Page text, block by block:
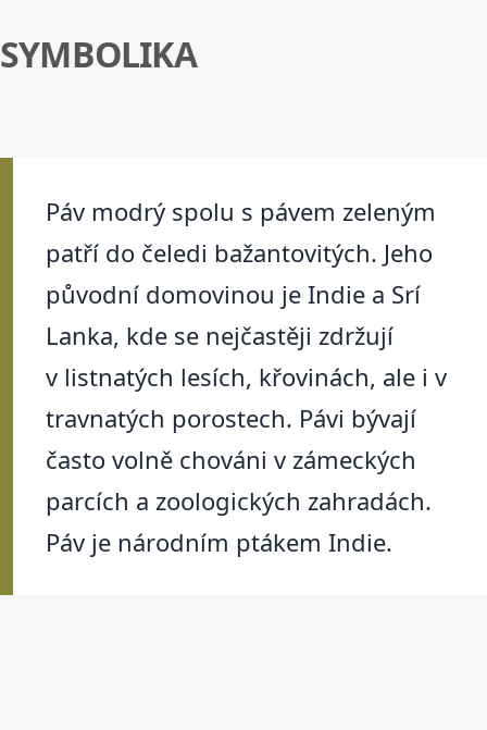
SYMBOLIKA
Páv modrý spolu s pávem zeleným
patří do čeledi bažantovitých. Jeho
původní domovinou je Indie a Srí
Lanka, kde se nejčastěji zdržují
v listnatých lesích, křovinách, ale i v
travnatých porostech. Pávi bývají
často volně chováni v zámeckých
parcích a zoologických zahradách.
Páv je národním ptákem Indie.